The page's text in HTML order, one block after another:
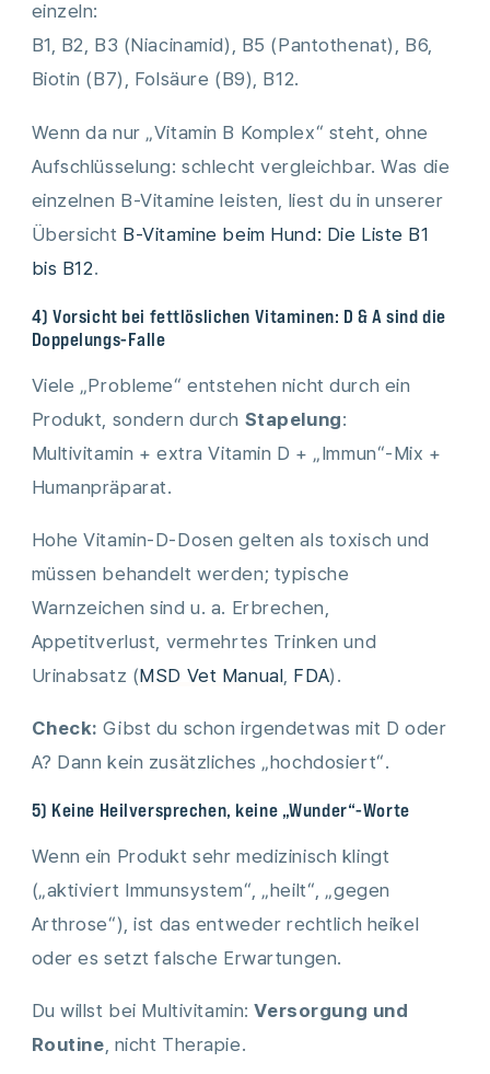
einzeln:
B1, B2, B3 (Niacinamid), B5 (Pantothenat), B6,
Biotin (B7), Folsäure (B9), B12.
Wenn da nur „Vitamin B Komplex“ steht, ohne
Aufschlüsselung: schlecht vergleichbar. Was die
einzelnen B-Vitamine leisten, liest du in unserer
Übersicht B-Vitamine beim Hund: Die Liste B1
bis B12.
4) Vorsicht bei fettlöslichen Vitaminen: D & A sind die
Doppelungs-Falle
Viele „Probleme“ entstehen nicht durch ein
Produkt, sondern durch Stapelung:
Multivitamin + extra Vitamin D + „Immun“-Mix +
Humanpräparat.
Hohe Vitamin-D-Dosen gelten als toxisch und
müssen behandelt werden; typische
Warnzeichen sind u. a. Erbrechen,
Appetitverlust, vermehrtes Trinken und
Urinabsatz (MSD Vet Manual FDA).
Check: Gibst du schon irgendetwas mit D oder
A? Dann kein zusätzliches „hochdosiert“.
5) Keine Heilversprechen, keine „Wunder“-Worte
Wenn ein Produkt sehr medizinisch klingt
(„aktiviert Immunsystem“, „heilt“, „gegen
Arthrose“), ist das entweder rechtlich heikel
oder es setzt falsche Erwartungen.
Du willst bei Multivitamin:Versorgung und
Routine, nicht Therapie.